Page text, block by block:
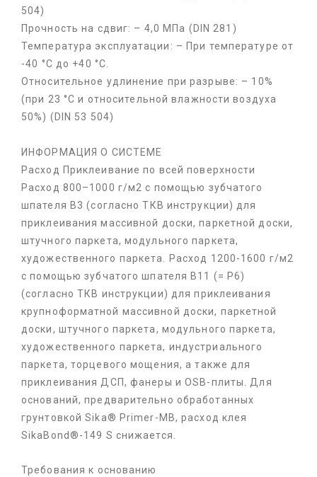
504)
Прочность на сдвиг: – 4,0 МПа (DIN 281)
Температура эксплуатации: – При температуре от
-40 °C до +40 °C.
Относительное удлинение при разрыве: – 10%
(при 23 °C и относительной влажности воздуха
50%) (DIN 53 504)
ИНФОРМАЦИЯ О СИСТЕМЕ
Расход Приклеивание по всей поверхности
Расход 800–1000 г/м2 с помощью зубчатого
шпателя В3 (согласно ТКВ инструкции) для
приклеивания массивной доски, паркетной доски,
штучного паркета, модульного паркета,
художественного паркета. Расход 1200-1600 г/м2
с помощью зубчатого шпателя В11 (= Р6)
(согласно ТКВ инструкции) для приклеивания
крупноформатной массивной доски, паркетной
доски, штучного паркета, модульного паркета,
художественного паркета, индустриального
паркета, торцевого мощения, а также для
приклеивания ДСП, фанеры и OSB-плиты. Для
оснований, предварительно обработанных
грунтовкой Sika® Primer-MB, расход клея
SikaBond®-149 S снижается.
Требования к основанию